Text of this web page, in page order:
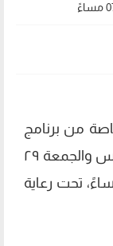
من برنامج
"المواجهة – حق المعرفة"، يومي الخميس والجمعة ٢٩
8 ونصف مساءً، تحت رعاية